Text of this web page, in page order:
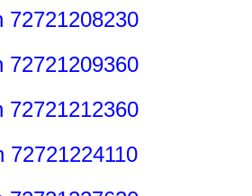
72721208230
72721209360
72721212360
72721224110